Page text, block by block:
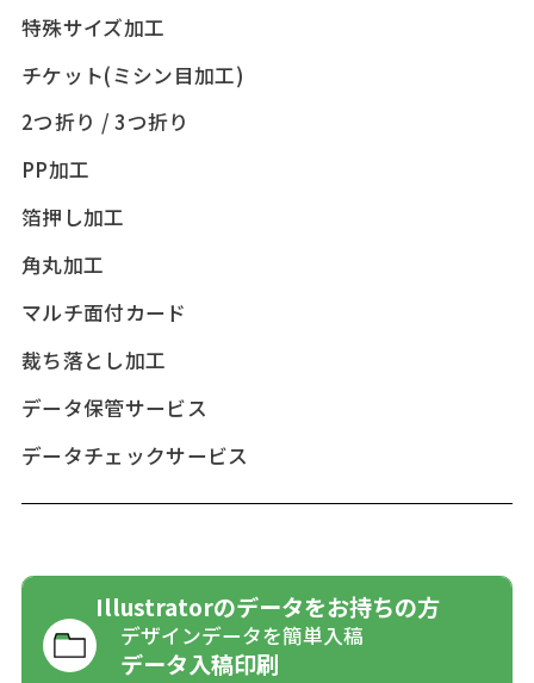
特殊サイズ加工
チケット(ミシン目加工)
2つ折り / 3つ折り
PP加工
箔押し加工
角丸加工
マルチ面付カード
裁ち落とし加工
データ保管サービス
データチェックサービス
Illustratorのデータをお持ちの方
デザインデータを簡単入稿
データ入稿印刷